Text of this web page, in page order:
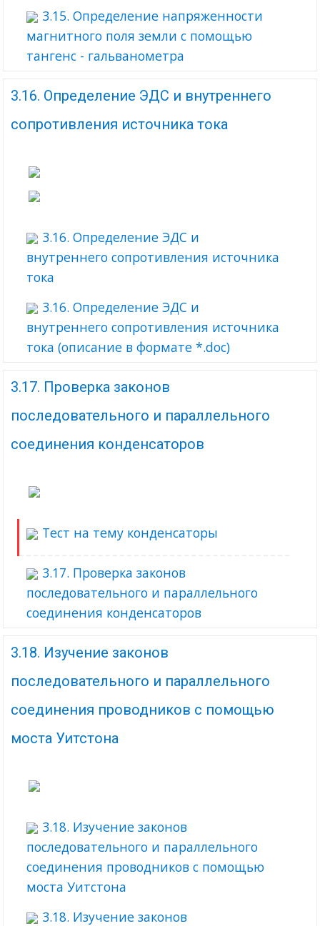
3.15. Определение напряженности
магнитного поля земли с помощью
тангенс - гальванометра
3.16. Определение ЭДС и внутреннего
сопротивления источника тока
3.16. Определение ЭДС и
внутреннего сопротивления источника
тока
3.16. Определение ЭДС и
внутреннего сопротивления источника
тока (описание в формате *.doc)
3.17. Проверка законов
последовательного и параллельного
соединения конденсаторов
Тест на тему конденсаторы
3.17. Проверка законов
последовательного и параллельного
соединения конденсаторов
3.18. Изучение законов
последовательного и параллельного
соединения проводников с помощью
моста Уитстона
3.18. Изучение законов
последовательного и параллельного
соединения проводников с помощью
моста Уитстона
3.18. Изучение законов